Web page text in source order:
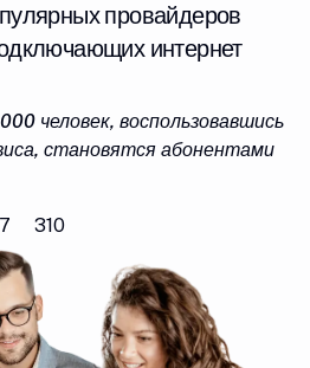
провайдеров
интернет
человек, воспользовавшись
становятся абонентами
310